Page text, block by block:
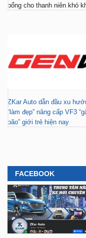
bổng cho thanh niên khó
ZKar Auto dẫn đầu xu
“làm đẹp” nâng cấp VF3
bão” giới trẻ hiện nay
FACEBOOK